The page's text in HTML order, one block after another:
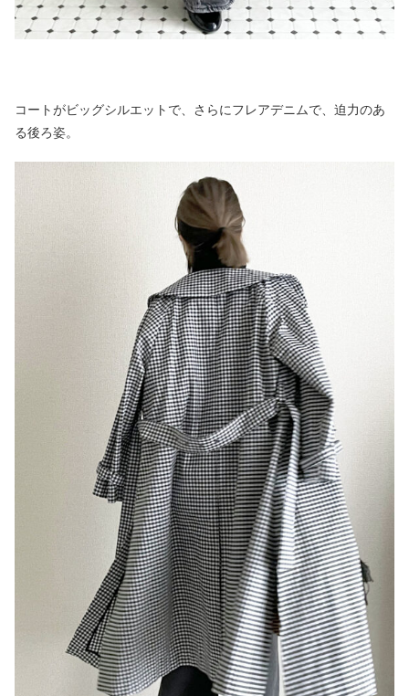
コートがビッグシルエットで、さらにフレアデニムで、迫力のあ
る後ろ姿。